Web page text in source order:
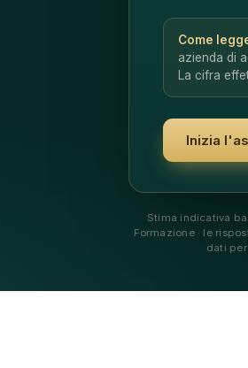
Come
azienda di
La cifra
Inizia
Stima indicativa
Formazione · le
dati